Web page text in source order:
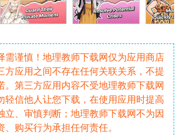
需谨慎！地理教师下载网仅为应用商店
方应用之间不存在任何关联关系，不提
。第三方应用内容不受地理教师下载网
轻信他人让您下载，在使用应用时提高
立、审慎判断；地理教师下载网不为因
购买行为承担任何责任。